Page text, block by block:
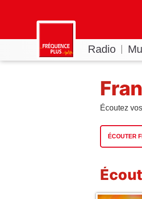
Radio
Écoutez
ÉCOUTER